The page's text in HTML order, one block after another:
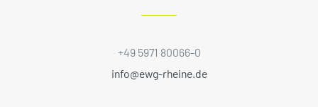
+49 5971 80066-0
info@ewg-rheine.de